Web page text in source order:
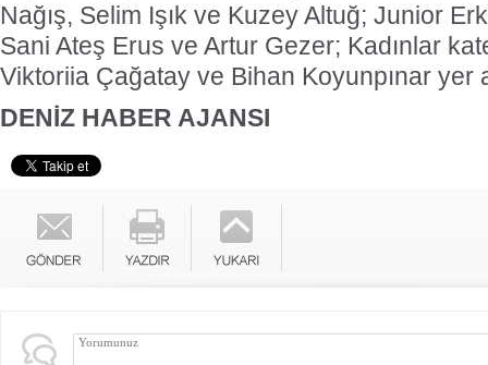
Nağış, Selim Işık ve Kuzey Altuğ; Junior
Sani Ateş Erus ve Artur Gezer; Kadınlar
Viktoriia Çağatay ve Bihan Koyunpınar yer
DENİZ HABER AJANSI